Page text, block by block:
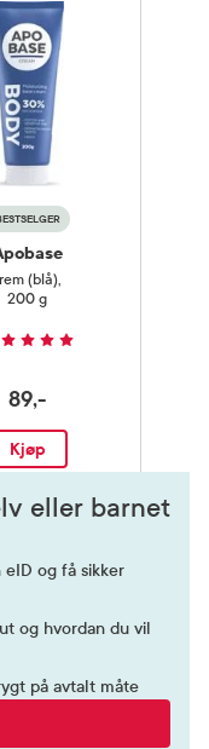
(blå),
200 g
89,-
Kjøp
eller barnet
og få sikker
og hvordan du vil
på avtalt måte